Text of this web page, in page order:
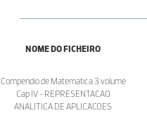
NOME DO FICHEIRO
Compendio de Matematica 3 volume
Cap IV - REPRESENTACAO
ANALITICA DE APLICACOES